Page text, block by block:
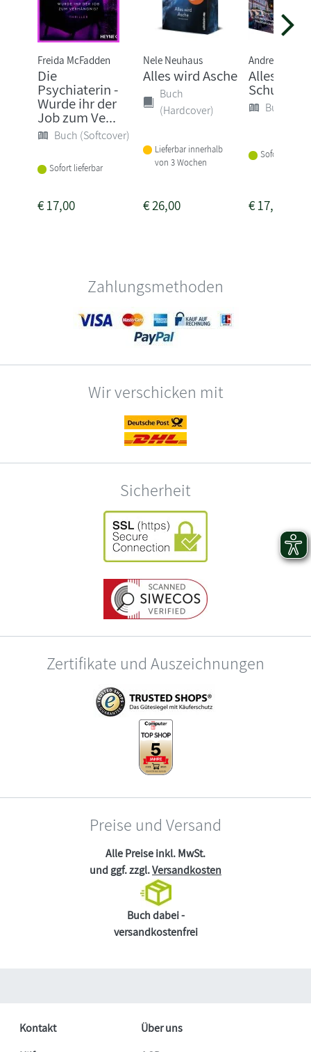
Freida McFadden
Die
Psychiaterin -
Wurde ihr der
Job zum Ve...
Buch (Softcover)
Sofort lieferbar
€17,00
Nele Neuhaus
Alles wird Asche
Buch
(Hardcover)
Lieferbar innerhalb
von 3 Wochen
€26,00
Andrea Mara
Alles ihre
Schuld
Buch
Sofort
€17,00
Zahlungsmethoden
Wir verschicken mit
Sicherheit
Zertifikate und Auszeichnungen
Preise und Versand
Alle Preise inkl. MwSt.
und ggf. zzgl.Versandkosten
Buch dabei -
versandkostenfrei
Kontakt
Über uns